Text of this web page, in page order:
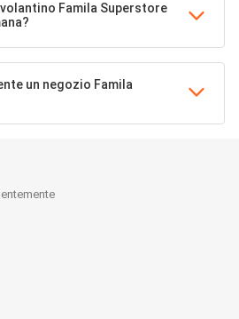
Famila Superstore
un negozio Famila